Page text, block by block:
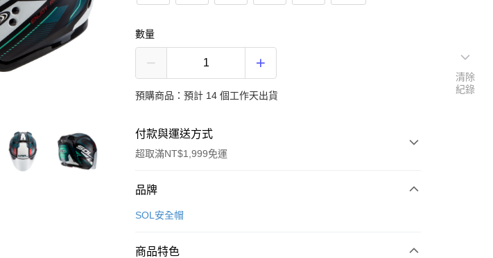
數量
預購商品：預計 14 個工作天出貨
付款與運送方式
超取滿NT$1,999免運
付款方式
信用卡一次付款
品牌
SOL安全帽
商品特色
清除
紀錄